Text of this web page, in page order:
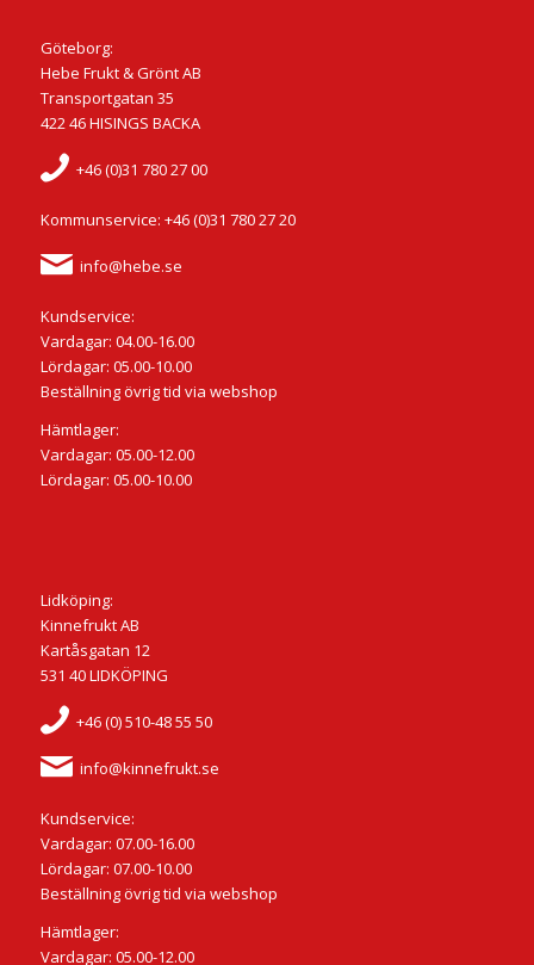
Göteborg:
Hebe Frukt & Grönt AB
Transportgatan 35
422 46 HISINGS BACKA
+46 (0)31 780 27 00
Kommunservice: +46 (0)31 780 27 20
info@hebe.se
Kundservice:
Vardagar: 04.00-16.00
Lördagar: 05.00-10.00
Beställning övrig tid via webshop
Hämtlager:
Vardagar: 05.00-12.00
Lördagar: 05.00-10.00
Lidköping:
Kinnefrukt AB
Kartåsgatan 12
531 40 LIDKÖPING
+46 (0) 510-48 55 50
info@kinnefrukt.se
Kundservice:
Vardagar: 07.00-16.00
Lördagar: 07.00-10.00
Beställning övrig tid via webshop
Hämtlager:
Vardagar: 05.00-12.00